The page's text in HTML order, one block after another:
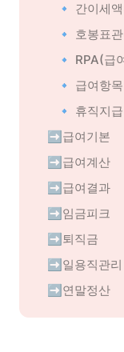
🔹 간이세
🔹 호봉표
🔹 RPA(급
🔹 급여항
🔹 휴직지
➡️급여기본
➡️급여계산
➡️급여결과
➡️임금피크
➡️퇴직금
➡️일용직관리
➡️연말정산